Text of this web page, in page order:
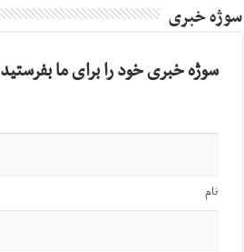
سوژه خبری
سوژه خبری خود را برای ما بفرستید
نام